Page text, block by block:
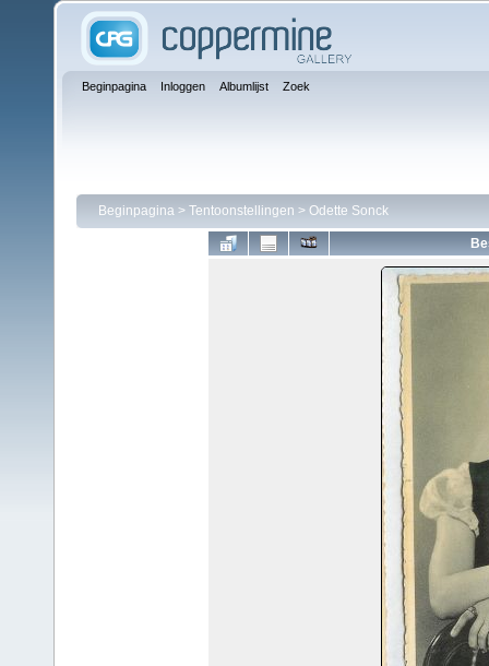
Beginpagina Inloggen Albumlijst Zoek
Beginpagina > Tentoonstellingen > Odette Sonck